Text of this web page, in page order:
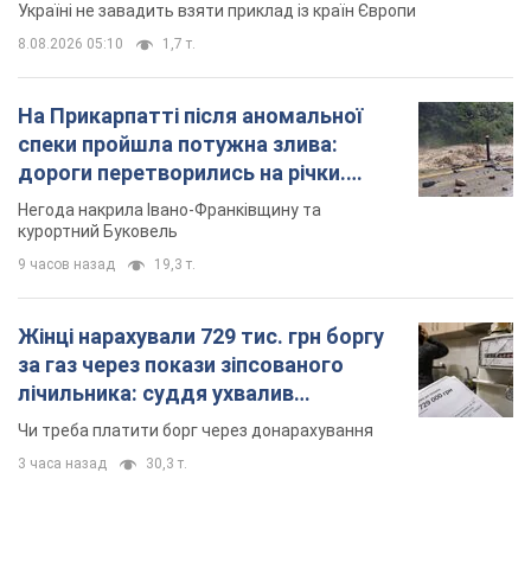
Україні не завадить взяти приклад із країн Європи
8.08.2026 05:10 1,7 т.
На Прикарпатті після аномальної
спеки пройшла потужна злива:
дороги перетворились на річки.
Відео
Негода накрила Івано-Франківщину та
курортний Буковель
9 часов назад 19,3 т.
Жінці нарахували 729 тис. грн боргу
за газ через покази зіпсованого
лічильника: суддя ухвалив
неочікуване рішення
Чи треба платити борг через донарахування
3 часа назад 30,3 т.